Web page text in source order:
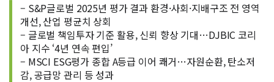
– S&P글로벌 2025년 평가 결과 환경·사회·지배구조 전 영역
개선, 산업 평균치 상회
– 글로벌 책임투자 기준 활용, 신뢰 향상 기대…DJBIC 코리
아 지수 ‘4년 연속 편입’
– MSCI ESG평가 종합 A등급 이어 쾌거…자원순환, 탄소저
감, 공급망 관리 등 성과